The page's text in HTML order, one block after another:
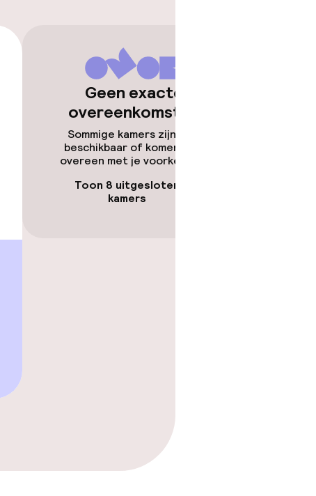
Geen exacte
overeenkomsten
Sommige kamers zijn niet
beschikbaar of komen niet
overeen met je voorkeuren.
Toon 8 uitgesloten
kamers